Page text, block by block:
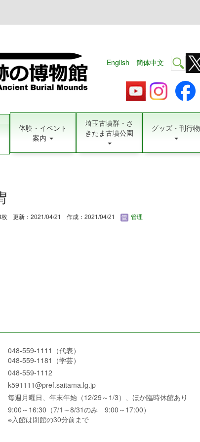
English 簡体中文
体験・イベント
案内
埼玉古墳群・さ
きたま古墳公園
グッズ・刊行物
枚 更新：2021/04/21 作成：2021/04/21 管理
048-559-1111（代表）
048-559-1181（学芸）
048-559-1112
k591111@pref.saitama.lg.jp
毎週月曜日、年末年始（12/29～1/3）、ほか臨時休館あり
9:00～16:30（7/1～8/31のみ 9:00～17:00）
※入館は閉館の30分前まで